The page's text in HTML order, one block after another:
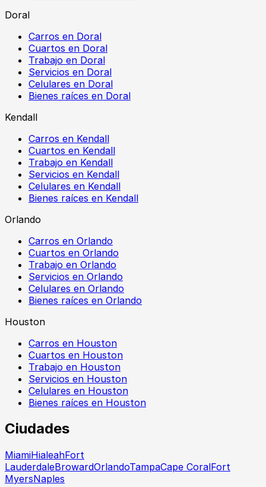
Doral
Carros en Doral
Cuartos en Doral
Trabajo en Doral
Servicios en Doral
Celulares en Doral
Bienes raíces en Doral
Kendall
Carros en Kendall
Cuartos en Kendall
Trabajo en Kendall
Servicios en Kendall
Celulares en Kendall
Bienes raíces en Kendall
Orlando
Carros en Orlando
Cuartos en Orlando
Trabajo en Orlando
Servicios en Orlando
Celulares en Orlando
Bienes raíces en Orlando
Houston
Carros en Houston
Cuartos en Houston
Trabajo en Houston
Servicios en Houston
Celulares en Houston
Bienes raíces en Houston
Ciudades
MiamiHialeahFort
LauderdaleBrowardOrlandoTampaCape CoralFort
MyersNaples